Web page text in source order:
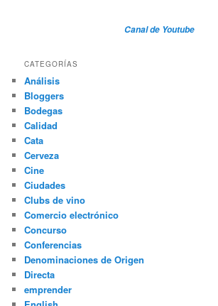
Canal de Youtube
CATEGORÍAS
Análisis
Bloggers
Bodegas
Calidad
Cata
Cerveza
Cine
Ciudades
Clubs de vino
Comercio electrónico
Concurso
Conferencias
Denominaciones de Origen
Directa
emprender